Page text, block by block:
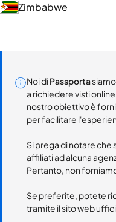
Zimbabwe
Noi diPassporta
a richiedere visti
nostro obiettivo è
per facilitare
Si prega di notare che
affiliati ad alcuna
Pertanto, non
Se preferite, potete
tramite il sito web